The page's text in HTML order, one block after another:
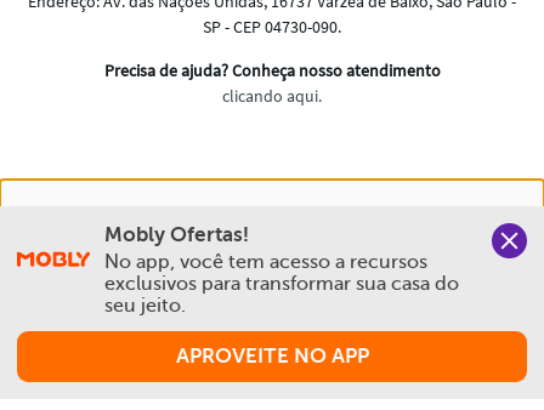
Comprar
experiência na Mobly. Quando você navega no nosso site,
aceita esta condição
Política de Privacidade e Cookies
Mobly Ofertas!
No app, você tem acesso a recursos
exclusivos para transformar sua casa do
seu jeito.
APROVEITE NO APP